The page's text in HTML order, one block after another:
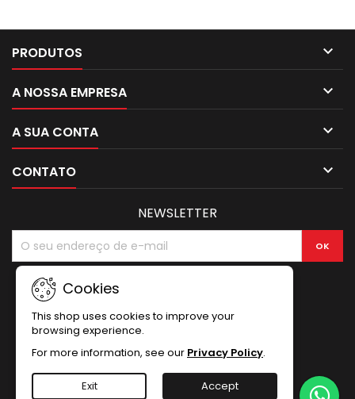
PRODUTOS 
A NOSSA EMPRESA 
A SUA CONTA 
CONTATO 
Cookies
This shop uses cookies to improve your
browsing experience.
For more information, see our Privacy Policy.
Exit Accept
NEWSLETTER